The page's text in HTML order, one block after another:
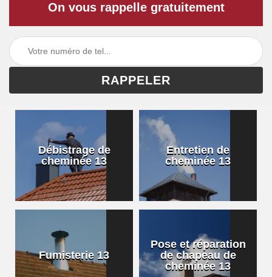
On vous rappelle gratuitement
Débistrage de
cheminée 13
Entretien de
cheminée 13
Fumisterie 13
Pose et réparation
de chapeau de
cheminée 13